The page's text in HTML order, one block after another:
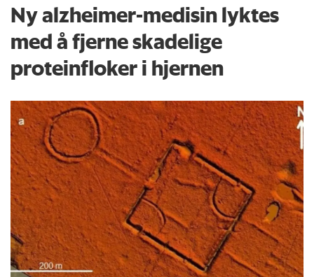
Ny alzheimer-medisin lyktes
med å fjerne skadelige
proteinfloker i hjernen